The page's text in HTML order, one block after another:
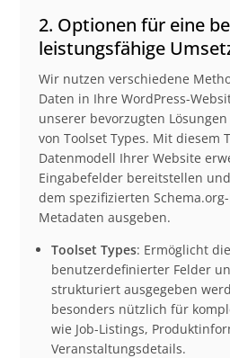
2. Optionen für eine
leistungsfähige
Wir nutzen verschiedene
Daten in Ihre WordPress-
unserer bevorzugten
von Toolset Types. Mit diesem
Datenmodell Ihrer Website
Eingabefelder bereitstellen
dem spezifizierten
Metadaten ausgeben.
Toolset Types: Ermöglicht
benutzerdefinierter Felder
strukturiert ausgegeben
besonders nützlich für
wie Job-Listings,
Veranstaltungsdetails.